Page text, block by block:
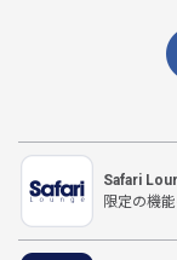
Safari
限定の機